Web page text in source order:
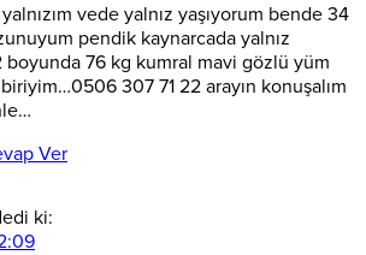
yalnızım vede yalnız yaşıyorum bende 34
pendik kaynarcada yalnız
boyunda 76 kg kumral mavi gözlü yüm
307 71 22 arayın konuşalım
Ver
ki: